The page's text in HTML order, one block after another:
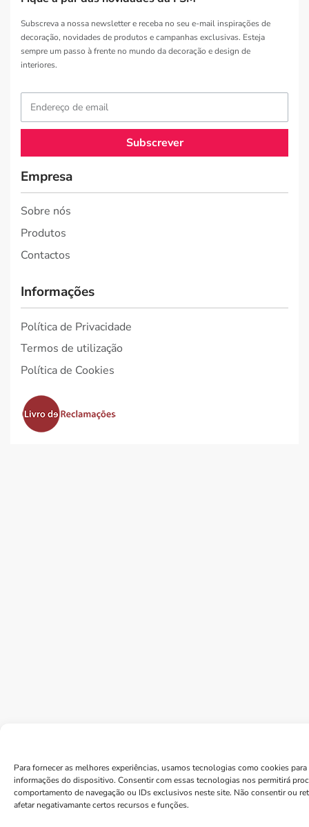
Para fornecer as melhores experiências, usamos tecnologias como cookies para
informações do dispositivo. Consentir com essas tecnologias nos permitirá
comportamento de navegação ou IDs exclusivos neste site. Não consentir ou
afetar negativamante certos recursos e funções.
Subscreva a nossa newsletter e receba no seu e-mail inspirações de
decoração, novidades de produtos e campanhas exclusivas. Esteja
sempre um passo à frente no mundo da decoração e design de
interiores.
Subscrever
Empresa
Sobre nós
Produtos
Contactos
Informações
Política de Privacidade
Termos de utilização
Política de Cookies